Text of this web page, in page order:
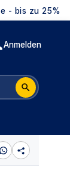
zu 25% auf
Anmelden